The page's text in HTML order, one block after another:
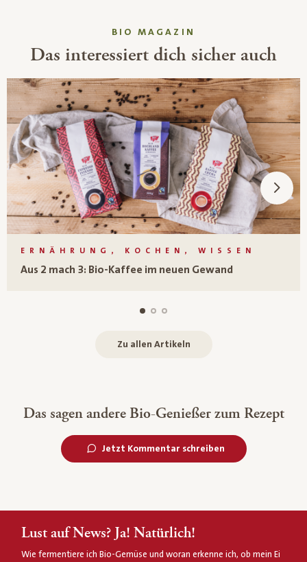
BIO MAGAZIN
Das interessiert dich sicher auch
ERNÄHRUNG, KOCHEN, WISSEN
Aus 2 mach 3: Bio-Kaffee im neuen Gewand
Zu allen Artikeln
Das sagen andere Bio-Genießer zum Rezept
Jetzt Kommentar schreiben
Lust auf News? Ja! Natürlich!
Wie fermentiere ich Bio-Gemüse und woran erkenne ich, ob mein Ei